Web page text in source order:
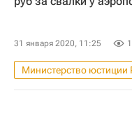
31 января 2020, 11:25
Министерство
Законодательство